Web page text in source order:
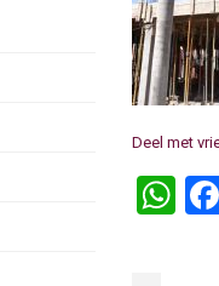
Deel met